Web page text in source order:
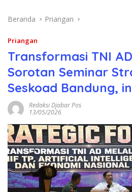
Beranda Priangan
Priangan
Transformasi TNI
Sorotan Seminar
Seskoad Bandung,
Redaksi Djabar Pos
13/05/2026